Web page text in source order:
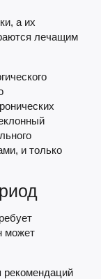
а их
лечащим
и только
может
рекомендаций